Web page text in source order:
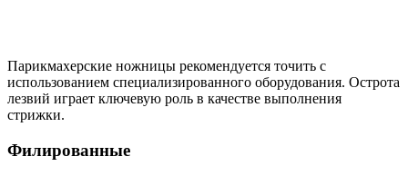
Парикмахерские ножницы рекомендуется точить с
использованием специализированного оборудования. Острота
лезвий играет ключевую роль в качестве выполнения
стрижки.
Филированные